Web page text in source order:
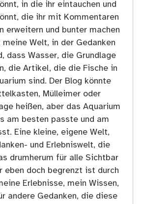
in die ihr eintauchen und
die ihr mit Kommentaren
erweitern und bunter machen
meine Welt, in der Gedanken
dass Wasser, die Grundlage
die Artikel, die die Fische in
sind. Der Blog könnte
Mülleimer oder
heißen, aber das Aquarium
am besten passte und am
Eine kleine, eigene Welt,
und Erlebniswelt, die
drumherum für alle Sichtbar
eben doch begrenzt ist durch
Erlebnisse, mein Wissen,
andere Gedanken, die diese